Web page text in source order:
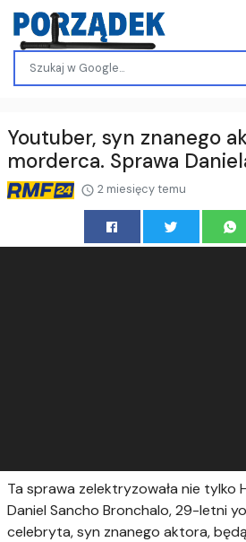
Youtuber, syn znanego
morderca. Sprawa
2 miesięcy temu
Ta sprawa zelektryzowała nie tylko
Daniel Sancho Bronchalo, 29-letni
celebryta, syn znanego aktora,